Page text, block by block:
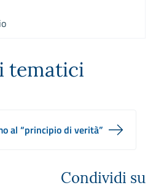
tematici
al “principio di verità”
Condividi su